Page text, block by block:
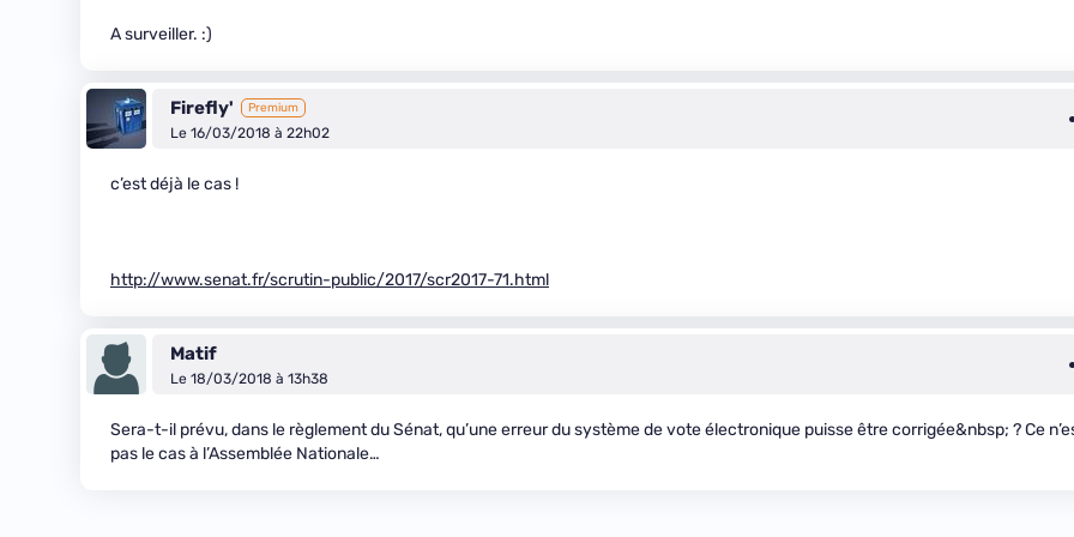
A surveiller. :)
Firefly' Premium
Le 16/03/2018 à 22h02
c’est déjà le cas !
http://www.senat.fr/scrutin-public/2017/scr2017-71.html
Matif
Le 18/03/2018 à 13h38
Sera-t-il prévu, dans le règlement du Sénat, qu’une erreur du système de vote électronique puisse être corrigée&nbsp; ? Ce
pas le cas à l’Assemblée Nationale…